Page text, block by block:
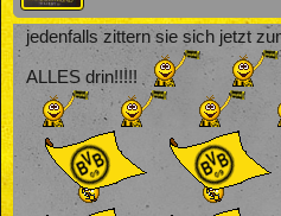
jedenfalls zittern sie sich jetzt
ALLES drin!!!!!